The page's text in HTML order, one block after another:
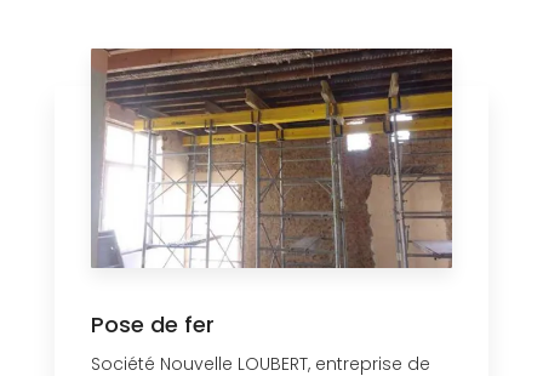
Pose de fer
Société Nouvelle LOUBERT, entreprise de